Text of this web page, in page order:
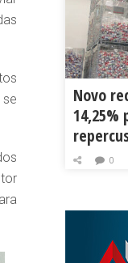
Novo
14,25%
0